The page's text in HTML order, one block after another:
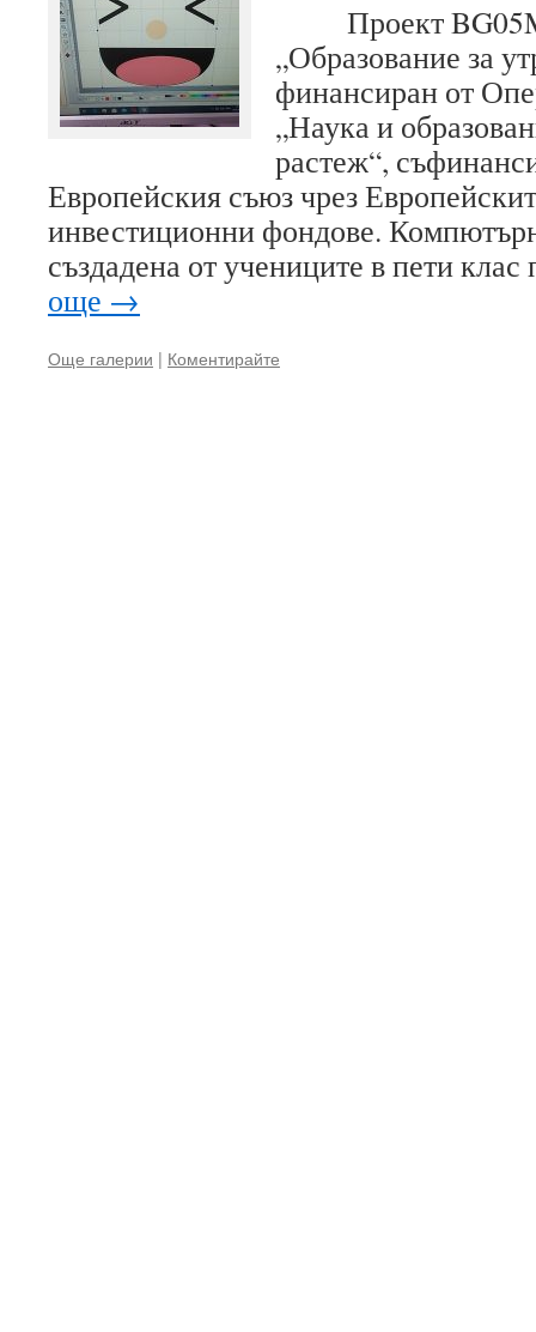
Проект
„Образование за
финансиран от
„Наука и
растеж“,
Европейския съюз чрез
инвестиционни фондове.
създадена от учениците в пети
още →
Още галерии | Коментирайте